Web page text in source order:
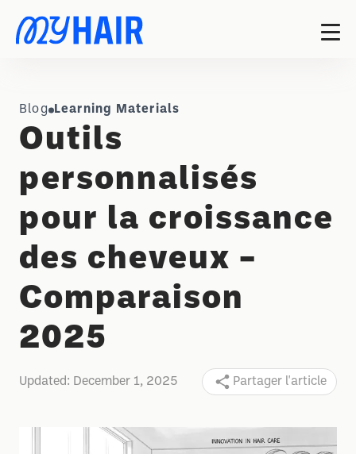
Blog Learning Materials
Outils
personnalisés
pour la croissance
des cheveux –
Comparaison
2025
Updated: December 1, 2025 Partager l'article